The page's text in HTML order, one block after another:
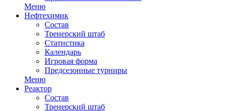
Меню
Нефтехимик
Состав
Тренерский штаб
Статистика
Календарь
Игровая форма
Предсезонные турниры
Меню
Реактор
Состав
Тренерский штаб